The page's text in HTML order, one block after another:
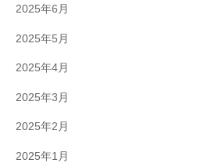
2025年6月
2025年5月
2025年4月
2025年3月
2025年2月
2025年1月